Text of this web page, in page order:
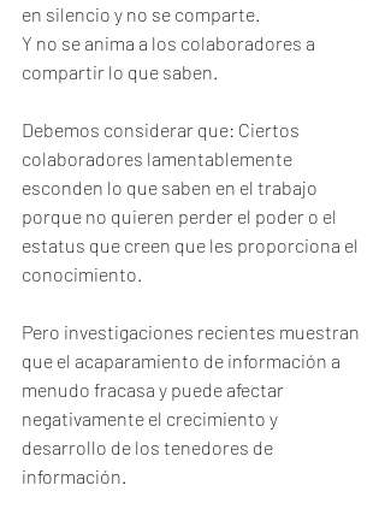
en silencio y no se comparte.
Y no se anima a los colaboradores a
compartir lo que saben.
Debemos considerar que: Ciertos
colaboradores lamentablemente
esconden lo que saben en el trabajo
porque no quieren perder el poder o el
estatus que creen que les proporciona el
conocimiento.
Pero investigaciones recientes muestran
que el acaparamiento de información a
menudo fracasa y puede afectar
negativamente el crecimiento y
desarrollo de los tenedores de
información.